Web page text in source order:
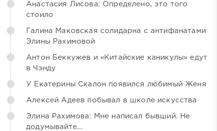
Анастасия Лисова: Определено, это того
стоило
Галина Маковская солидарна с антифанатами
Элины Рахимовой
Антон Беккужев и «Китайские каникулы» едут
в Чэнду
У Екатерины Скалон появился любимый Женя
Алексей Адеев побывал в школе искусства
Элина Рахимова: Мне написал бывший. Не
додумывайте...